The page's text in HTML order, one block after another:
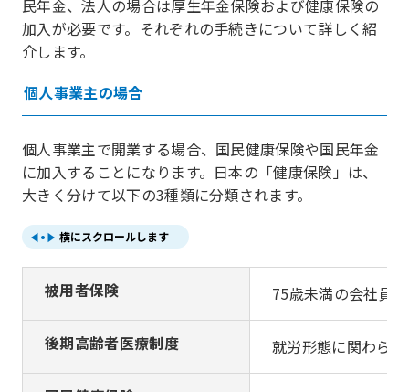
民年金、法人の場合は厚生年金保険および健康保険の
加入が必要です。それぞれの手続きについて詳しく紹
介します。
個人事業主の場合
個人事業主で開業する場合、国民健康保険や国民年金
に加入することになります。日本の「健康保険」は、
大きく分けて以下の3種類に分類されます。
横にスクロールします
被用者保険 75歳未満の会社員
後期高齢者医療制度 就労形態に関わら